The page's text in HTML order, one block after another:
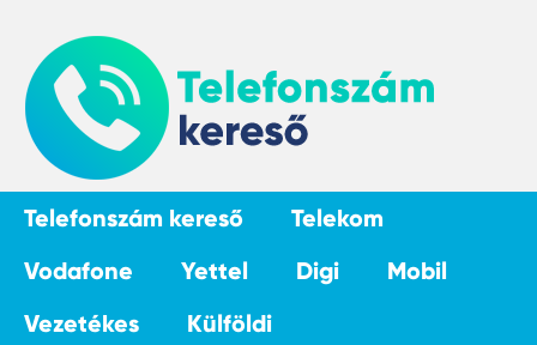
Telefonszám kereső
Telekom
Vodafone
Yettel Digi
Mobil
Vezetékes
Külföldi